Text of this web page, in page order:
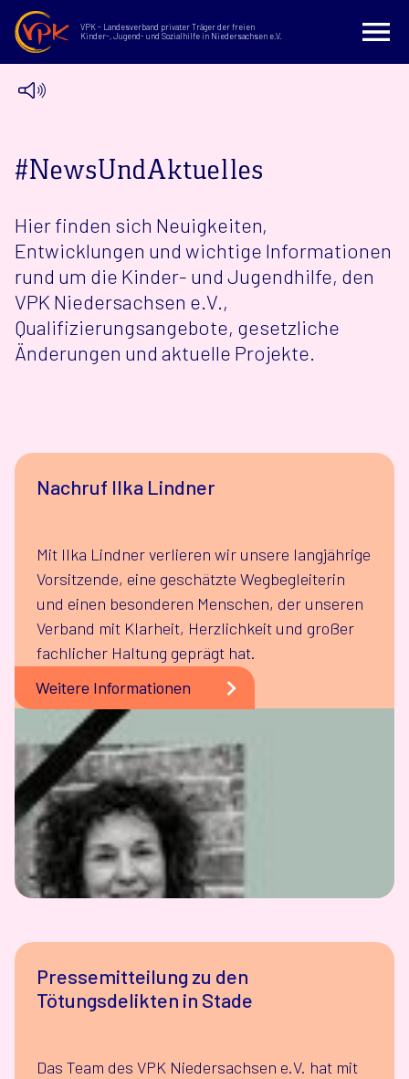
VPK - Landesverband privater Träger der freien
Kinder-, Jugend- und Sozialhilfe in Niedersachsen e.V.
#NewsUndAktuelles
Hier finden sich Neuigkeiten,
Entwicklungen und wichtige Informationen
rund um die Kinder- und Jugendhilfe, den
VPK Niedersachsen e.V.,
Qualifizierungsangebote, gesetzliche
Änderungen und aktuelle Projekte.
Nachruf Ilka Lindner
Mit Ilka Lindner verlieren wir unsere langjährige
Vorsitzende, eine geschätzte Wegbegleiterin
und einen besonderen Menschen, der unseren
Verband mit Klarheit, Herzlichkeit und großer
fachlicher Haltung geprägt hat.
Weitere Informationen
Pressemitteilung zu den
Tötungsdelikten in Stade
Das Team des VPK Niedersachsen e.V. hat mit